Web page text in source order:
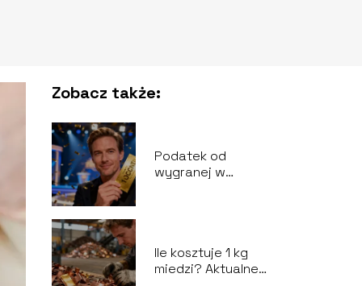
Zobacz także:
Podatek od
wygranej w
Ile kosztuje 1 kg
miedzi? Aktualne